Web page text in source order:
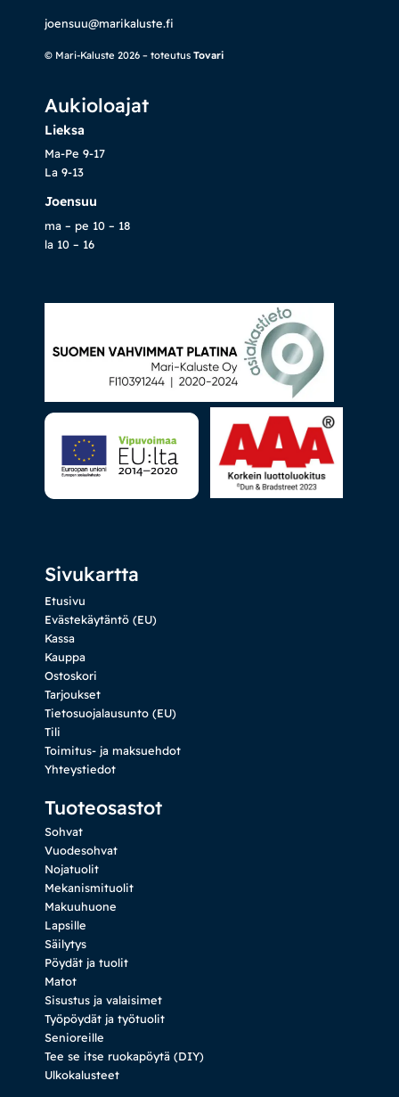
joensuu@marikaluste.fi
© Mari-Kaluste 2026 – toteutus Tovari
Aukioloajat
Lieksa
Ma-Pe 9-17
La 9-13
Joensuu
ma – pe 10 – 18
la 10 – 16
Sivukartta
Etusivu
Evästekäytäntö (EU)
Kassa
Kauppa
Ostoskori
Tarjoukset
Tietosuojalausunto (EU)
Tili
Toimitus- ja maksuehdot
Yhteystiedot
Tuoteosastot
Sohvat
Vuodesohvat
Nojatuolit
Mekanismituolit
Makuuhuone
Lapsille
Säilytys
Pöydät ja tuolit
Matot
Sisustus ja valaisimet
Työpöydät ja työtuolit
Senioreille
Tee se itse ruokapöytä (DIY)
Ulkokalusteet